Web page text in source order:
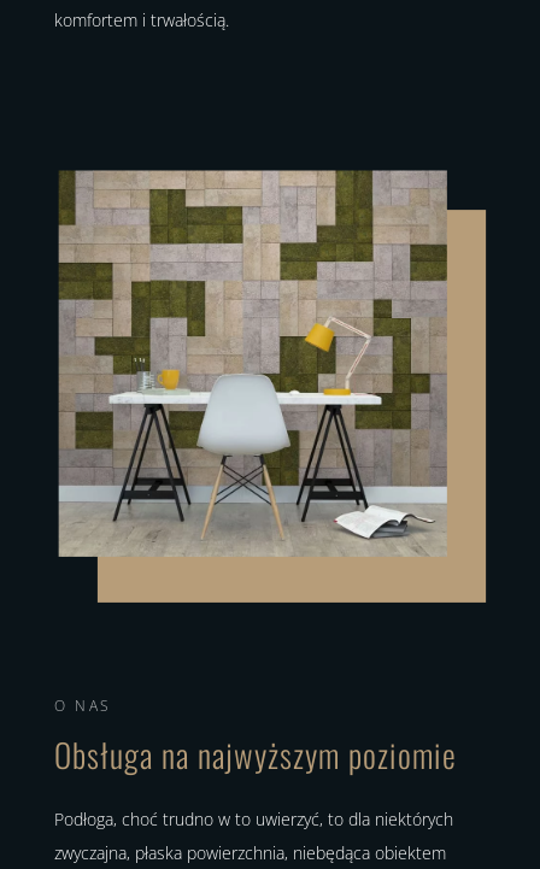
komfortem i trwałością.
O NAS
Obsługa na najwyższym poziomie
Podłoga, choć trudno w to uwierzyć, to dla niektórych
zwyczajna, płaska powierzchnia, niebędąca obiektem